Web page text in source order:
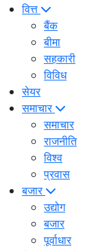
वित्त
बैंक
बीमा
सहकारी
विविध
सेयर
समाचार
समाचार
राजनीति
विश्व
प्रवास
बजार
उद्योग
बजार
पूर्वाधार